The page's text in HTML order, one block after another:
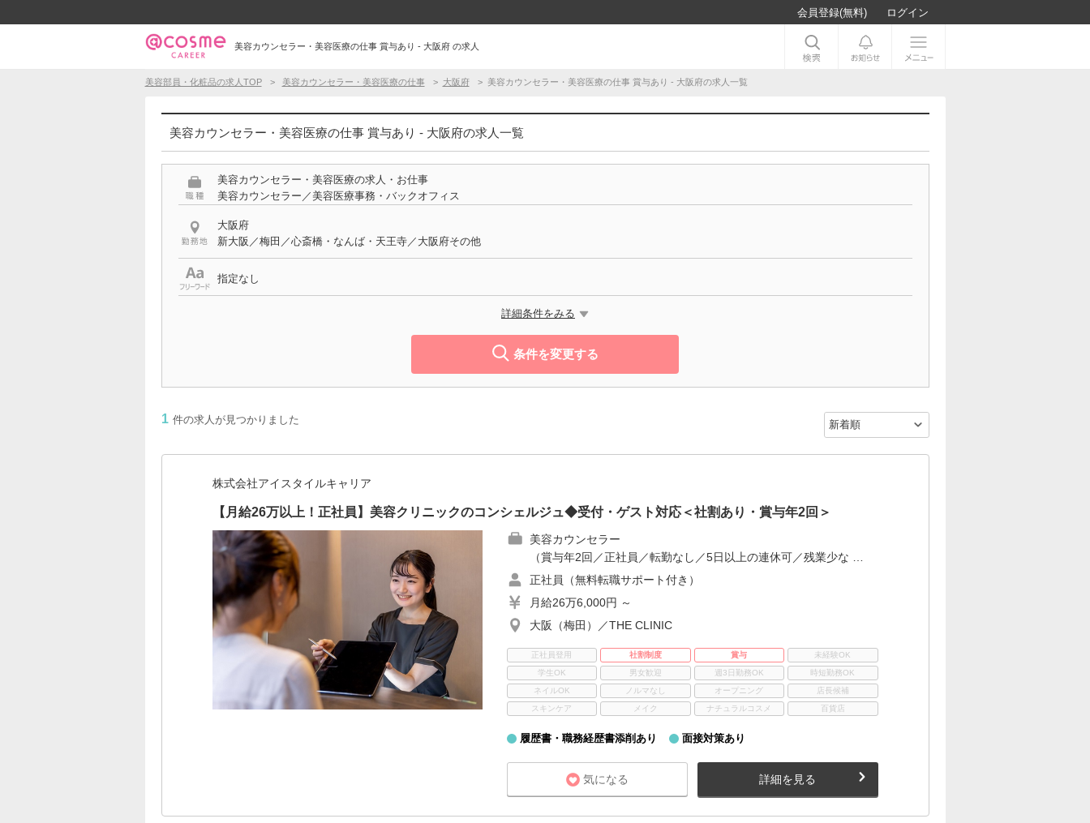
会員登録(無料) ログイン
美容カウンセラー・美容医療の仕事 賞与あり - 大阪府 の求人
美容部員・化粧品の求人TOP 美容カウンセラー・美容医療の仕事 大阪府 美容カウンセラー・美容医療の仕事 賞与あり - 大阪府の求人一覧
美容カウンセラー・美容医療の仕事 賞与あり - 大阪府の求人一覧
美容カウンセラー・美容医療の求人・お仕事
美容カウンセラー／美容医療事務・バックオフィス
大阪府
新大阪／梅田／心斎橋・なんば・天王寺／大阪府その他
指定なし
詳細条件をみる
条件を変更する
1 件の求人が見つかりました
株式会社アイスタイルキャリア
【月給26万以上！正社員】美容クリニックのコンシェルジュ◆受付・ゲスト対応＜社割あり・賞与年2回＞
美容カウンセラー
（賞与年2回／正社員／転勤なし／5日以上の連休可／残業少な …
正社員（無料転職サポート付き）
月給26万6,000円 ～
大阪（梅田）／THE CLINIC
正社員登用 社割制度 賞与
未経験OK
学生OK
男女歓迎 週3日勤務OK
時短勤務OK
ネイルOK
ノルマなし オープニング
店長候補
スキンケア
メイク ナチュラルコスメ 百貨店
履歴書・職務経歴書添削あり 面接対策あり
気になる 詳細を見る